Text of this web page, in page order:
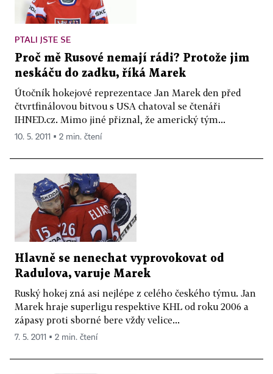
PTALI JSTE SE
Proč mě Rusové nemají rádi? Protože jim
neskáču do zadku, říká Marek
Útočník hokejové reprezentace Jan Marek den před
čtvrtfinálovou bitvou s USA chatoval se čtenáři
IHNED.cz. Mimo jiné přiznal, že americký tým...
10. 5. 2011 ▪ 2 min. čtení
Hlavně se nenechat vyprovokovat od
Radulova, varuje Marek
Ruský hokej zná asi nejlépe z celého českého týmu. Jan
Marek hraje superligu respektive KHL od roku 2006 a
zápasy proti sborné bere vždy velice...
7. 5. 2011 ▪ 2 min. čtení